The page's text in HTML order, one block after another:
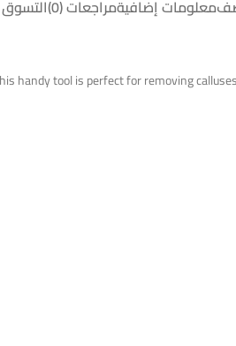
معلومات إضافيةمراجعات (0)
handy tool is perfect for removing